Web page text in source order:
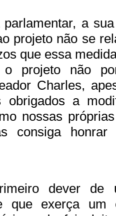
a
projeto não se
que essa
o projeto não
Charles,
obrigados a
nossas
consiga honrar
dever de
que exerça um